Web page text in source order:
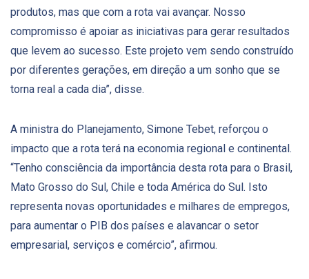
produtos, mas que com a rota vai avançar. Nosso
compromisso é apoiar as iniciativas para gerar resultados
que levem ao sucesso. Este projeto vem sendo construído
por diferentes gerações, em direção a um sonho que se
torna real a cada dia”, disse.
A ministra do Planejamento, Simone Tebet, reforçou o
impacto que a rota terá na economia regional e continental.
“Tenho consciência da importância desta rota para o Brasil,
Mato Grosso do Sul, Chile e toda América do Sul. Isto
representa novas oportunidades e milhares de empregos,
para aumentar o PIB dos países e alavancar o setor
empresarial, serviços e comércio”, afirmou.